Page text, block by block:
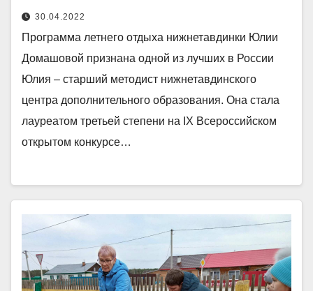
30.04.2022
Программа летнего отдыха нижнетавдинки Юлии
Домашовой признана одной из лучших в России
Юлия – старший методист нижнетавдинского
центра дополнительного образования. Она стала
лауреатом третьей степени на IX Всероссийском
открытом конкурсе…